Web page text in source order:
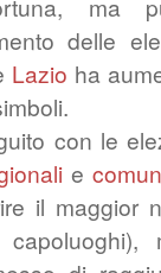
ma
delle
Lazio ha
con le
e
il maggior